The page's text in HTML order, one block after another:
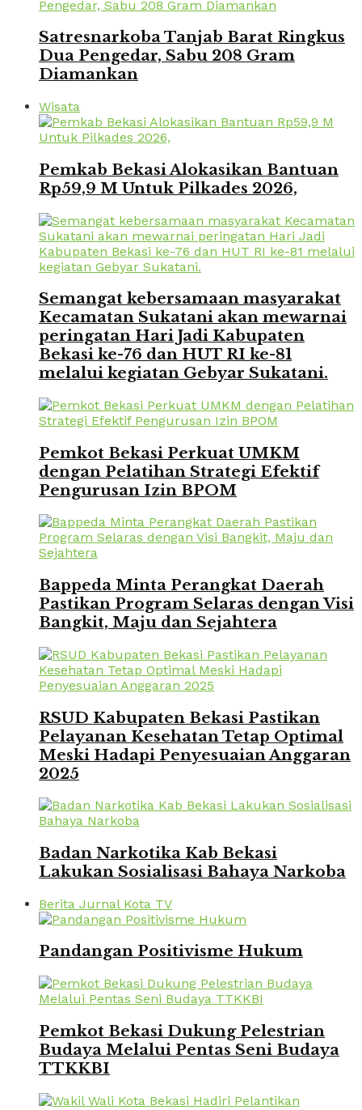
Satresnarkoba Tanjab Barat Ringkus
Dua Pengedar, Sabu 208 Gram
Diamankan
Wisata
Pemkab Bekasi Alokasikan Bantuan
Rp59,9 M Untuk Pilkades 2026,
Semangat kebersamaan masyarakat
Kecamatan Sukatani akan mewarnai
peringatan Hari Jadi Kabupaten
Bekasi ke-76 dan HUT RI ke-81
melalui kegiatan Gebyar Sukatani.
Pemkot Bekasi Perkuat UMKM
dengan Pelatihan Strategi Efektif
Pengurusan Izin BPOM
Bappeda Minta Perangkat Daerah
Pastikan Program Selaras dengan Visi
Bangkit, Maju dan Sejahtera
RSUD Kabupaten Bekasi Pastikan
Pelayanan Kesehatan Tetap Optimal
Meski Hadapi Penyesuaian Anggaran
2025
Badan Narkotika Kab Bekasi
Lakukan Sosialisasi Bahaya Narkoba
Berita Jurnal Kota TV
Pandangan Positivisme Hukum
Pemkot Bekasi Dukung Pelestrian
Budaya Melalui Pentas Seni Budaya
TTKKBI